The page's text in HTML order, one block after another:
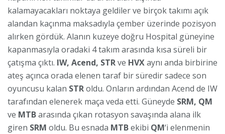
kalamayacakları noktaya geldiler ve birçok takımı açık
alandan kaçınma maksadıyla çember üzerinde pozisyon
alırken gördük. Alanın kuzeye doğru Hospital güneyine
kapanmasıyla oradaki 4 takım arasında kısa süreli bir
çatışma çıktı. IW, Acend, STRve HVXaynı anda birbirine
ateş açınca orada elenen taraf bir süredir sadece son
oyuncusu kalan STRoldu. Onların ardından Acend de IW
tarafından elenerek maça veda etti. Güneyde SRM, QM
ve MTBarasında çıkan rotasyon savaşında alana ilk
giren SRM oldu. Bu esnada MTBekibi QM‘i elenmenin